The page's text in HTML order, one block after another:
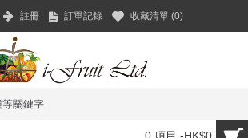
註冊 訂單記錄 收藏清單 (0)